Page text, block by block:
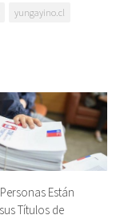
yungayino.cl
Están
Títulos de